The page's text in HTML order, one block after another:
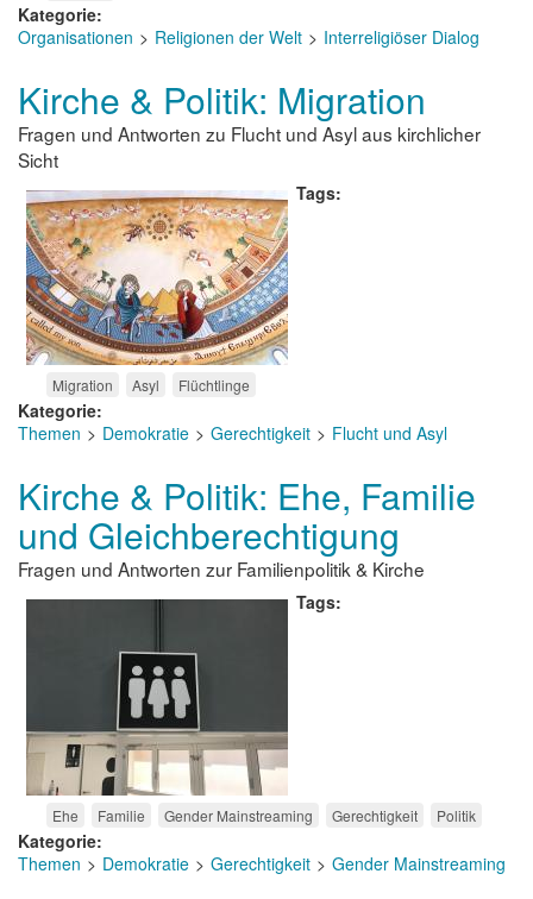
Kategorie
Organisationen
Religionen der Welt Interreligiöser Dialog
Kirche & Politik: Migration
Fragen und Antworten zu Flucht und Asyl aus kirchlicher
Sicht
Tags
Migration Asyl Flüchtlinge
Kategorie
Themen
Demokratie Gerechtigkeit Flucht und Asyl
Kirche & Politik: Ehe, Familie
und Gleichberechtigung
Fragen und Antworten zur Familienpolitik & Kirche
Tags
Ehe Familie Gender Mainstreaming Gerechtigkeit Politik
Kategorie
Themen
Demokratie Gerechtigkeit Gender Mainstreaming